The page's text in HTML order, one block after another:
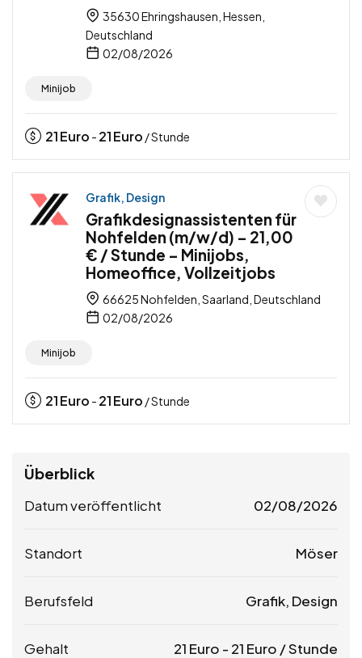
35630 Ehringshausen, Hessen,
Deutschland
02/08/2026
Minijob
21Euro - 21Euro / Stunde
Grafik, Design
Grafikdesignassistenten für
Nohfelden (m/w/d) – 21,00
€ / Stunde – Minijobs,
Homeoffice, Vollzeitjobs
66625 Nohfelden, Saarland, Deutschland
02/08/2026
Minijob
21Euro - 21Euro / Stunde
Überblick
Datum veröffentlicht 02/08/2026
Standort Möser
Berufsfeld Grafik, Design
Gehalt 21 Euro - 21 Euro / Stunde